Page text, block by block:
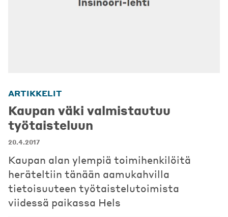
ARTIKKELIT
Kaupan väki valmistautuu
työtaisteluun
20.4.2017
Kaupan alan ylempiä toimihenkilöitä
heräteltiin tänään aamukahvilla
tietoisuuteen työtaistelutoimista
viidessä paikassa Hels